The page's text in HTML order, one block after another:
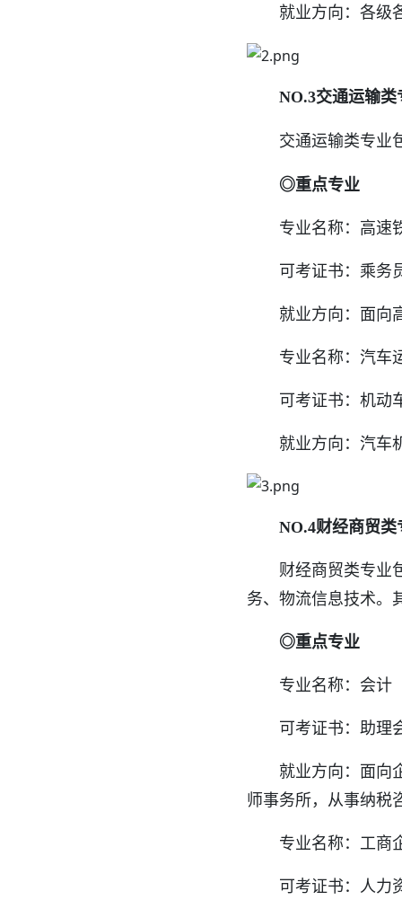
就业方向：各级各
NO.3交通运输类
交通运输类专业
◎重点专业
专业名称：高速
可考证书：乘务员
就业方向：面向高
专业名称：汽车
可考证书：机动车
就业方向：汽车机
NO.4财经商贸类
财经商贸类专业包
务、物流信息技术。
◎重点专业
专业名称：会计
可考证书：助理会
就业方向：面向企
师事务所，从事纳税
专业名称：工商
可考证书：人力资